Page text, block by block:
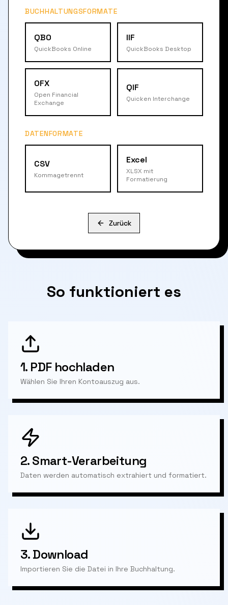
BUCHHALTUNGSFORMATE
QBO
QuickBooks Online
IIF
QuickBooks Desktop
OFX
Open Financial
Exchange
QIF
Quicken Interchange
DATENFORMATE
CSV
Kommagetrennt
Excel
XLSX mit
Formatierung
Zurück
So funktioniert es
1. PDF hochladen
Wählen Sie Ihren Kontoauszug aus.
2.Smart-Verarbeitung
Daten werden automatisch extrahiert und formatiert.
3.Download
Importieren Sie die Datei in Ihre Buchhaltung.